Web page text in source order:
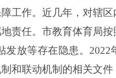
工作。近几年， 对辖区
责任。 市教育体育局
放等存在隐患。 2022
和联动机制的相关文件